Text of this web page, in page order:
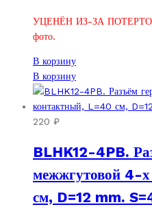
УЦЕНЁН ИЗ-ЗА
фото.
В корзину
В корзину
220 ₽
BLHK12-4PB.
межжгутовой 4-
см, D=12 mm.